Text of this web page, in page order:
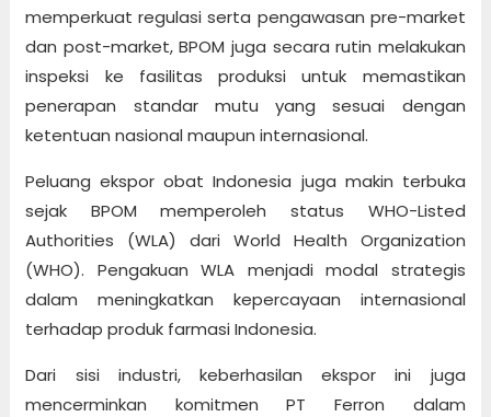
memperkuat regulasi serta pengawasan pre-market
dan post-market, BPOM juga secara rutin melakukan
inspeksi ke fasilitas produksi untuk memastikan
penerapan standar mutu yang sesuai dengan
ketentuan nasional maupun internasional.
Peluang ekspor obat Indonesia juga makin terbuka
sejak BPOM memperoleh status WHO-Listed
Authorities (WLA) dari World Health Organization
(WHO). Pengakuan WLA menjadi modal strategis
dalam meningkatkan kepercayaan internasional
terhadap produk farmasi Indonesia.
Dari sisi industri, keberhasilan ekspor ini juga
mencerminkan komitmen PT Ferron dalam